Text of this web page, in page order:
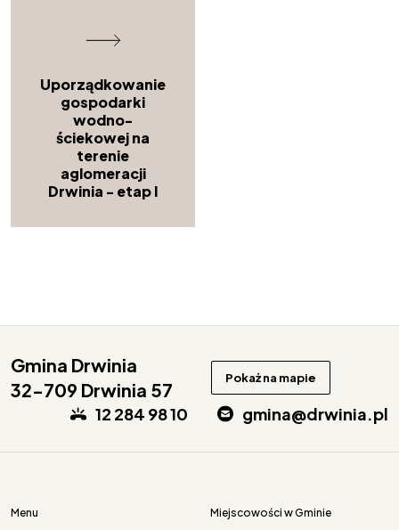
Uporządkowanie
gospodarki
wodno-
ściekowej na
terenie
aglomeracji
Drwinia - etap I
Gmina Drwinia
32-709 Drwinia 57
Pokaż na mapie
12 284 98 10 gmina@drwinia.pl
Menu Miejscowości w Gminie